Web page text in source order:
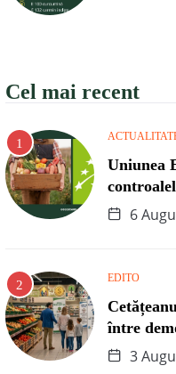
Cel mai recent
Uniunea
6
EDITO
între
3